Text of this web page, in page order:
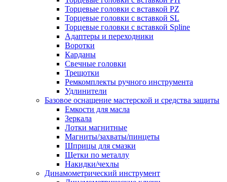
Торцевые головки с вставкой PZ
Торцевые головки с вставкой SL
Торцевые головки с вставкой Spline
Адаптеры и переходники
Воротки
Карданы
Свечные головки
Трещотки
Ремкомплекты ручного инструмента
Удлинители
Базовое оснащение мастерской и средства защиты
Емкости для масла
Зеркала
Лотки магнитные
Магниты/захваты/пинцеты
Шприцы для смазки
Щетки по металлу
Накидки/чехлы
Динамометрический инструмент